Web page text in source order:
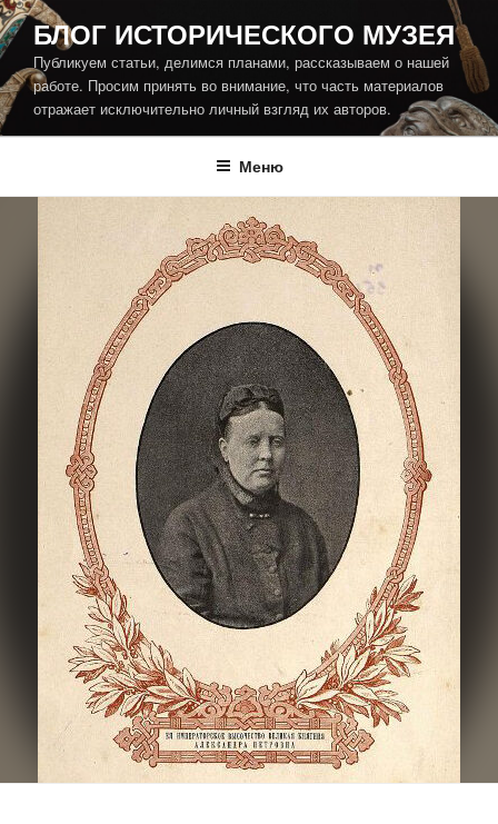
Перейти
к
содержимому
БЛОГ ИСТОРИЧЕСКОГО МУЗЕЯ
Публикуем статьи, делимся планами, рассказываем о нашей
работе. Просим принять во внимание, что часть материалов
отражает исключительно личный взгляд их авторов.
Меню